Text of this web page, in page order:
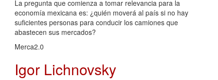
La pregunta que comienza a tomar relevancia para la
economía mexicana es: ¿quién moverá al país si no hay
suficientes personas para conducir los camiones que
abastecen sus mercados?
Merca2.0
Igor Lichnovsky